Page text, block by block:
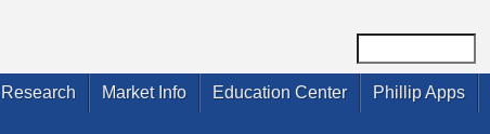
Research Market Info Education Center Phillip Apps